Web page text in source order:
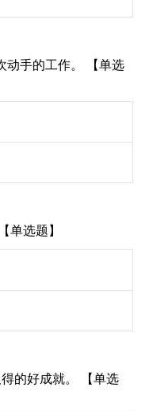
动手的工作。 【单选
选题】
的好成就。 【单选